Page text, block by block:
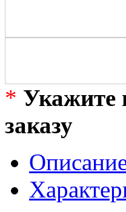
* Укажите
заказу